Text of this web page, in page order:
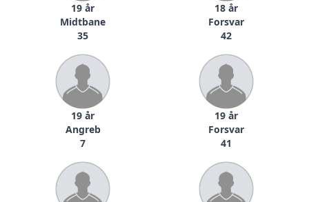
19 år
Midtbane
35
18 år
Forsvar
42
19 år
Angreb
7
19 år
Forsvar
41